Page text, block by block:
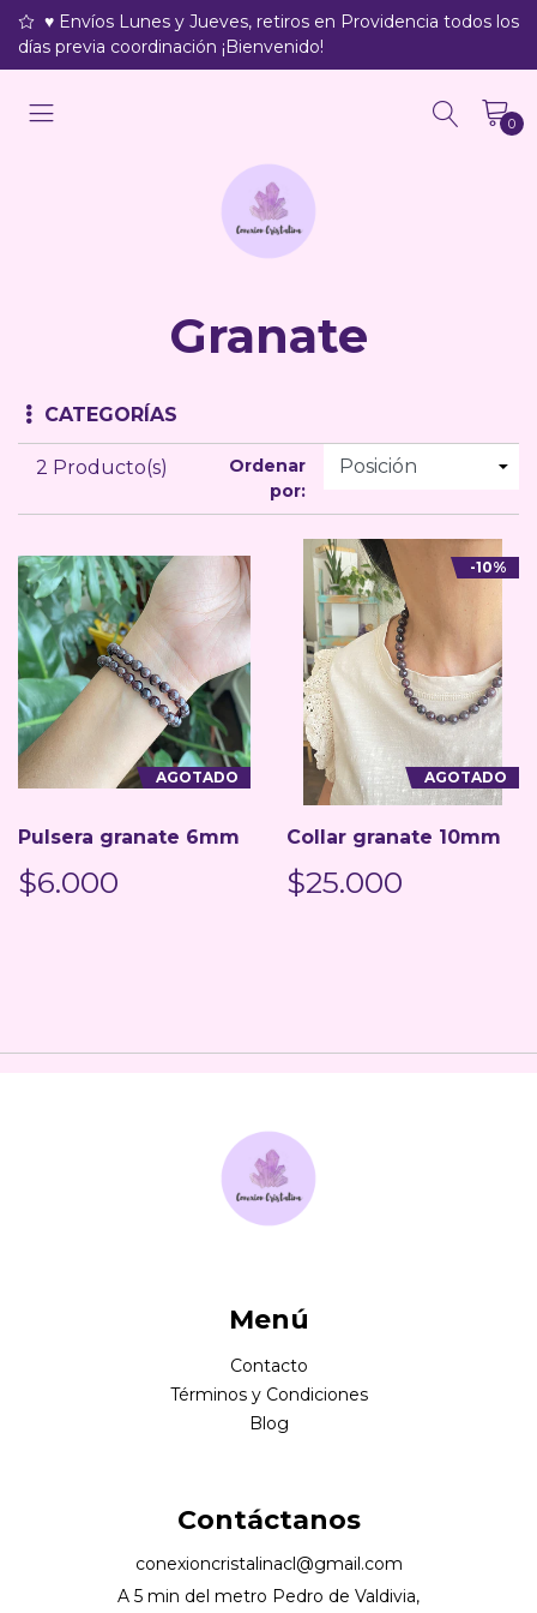
♥ Envíos Lunes y Jueves, retiros en Providencia todos los
días previa coordinación ¡Bienvenido!
0
Granate
CATEGORÍAS
2 Producto(s)
Ordenar
por:
AGOTADO
Pulsera granate 6mm
$6.000
-10%
AGOTADO
Collar granate 10mm
$25.000
Menú
Contacto
Términos y Condiciones
Blog
Contáctanos
conexioncristalinacl@gmail.com
A 5 min del metro Pedro de Valdivia,